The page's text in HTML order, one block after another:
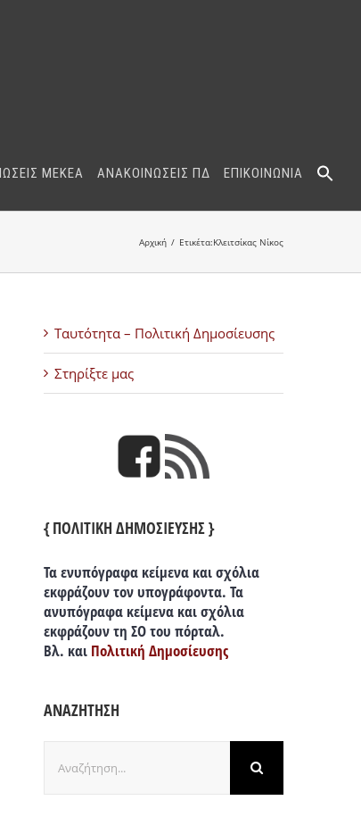
ΜΕΚΕΑ ΑΝΑΚΟΙΝΩΣΕΙΣ ΠΔ ΕΠΙΚΟΙΝΩΝΙΑ
Αρχική Ετικέτα:Κλειτσίκας Νίκος
Ταυτότητα – Πολιτική Δημοσίευσης
Στηρίξτε μας
{ ΠΟΛΙΤΙΚΗ ΔΗΜΟΣΙΕΥΣΗΣ }
Τα ενυπόγραφα κείμενα και σχόλια
εκφράζουν τον υπογράφοντα. Τα
ανυπόγραφα κείμενα και σχόλια
εκφράζουν τη ΣΟ του πόρταλ.
Βλ. και Πολιτική Δημοσίευσης
ΑΝΑΖΗΤΗΣΗ
για: